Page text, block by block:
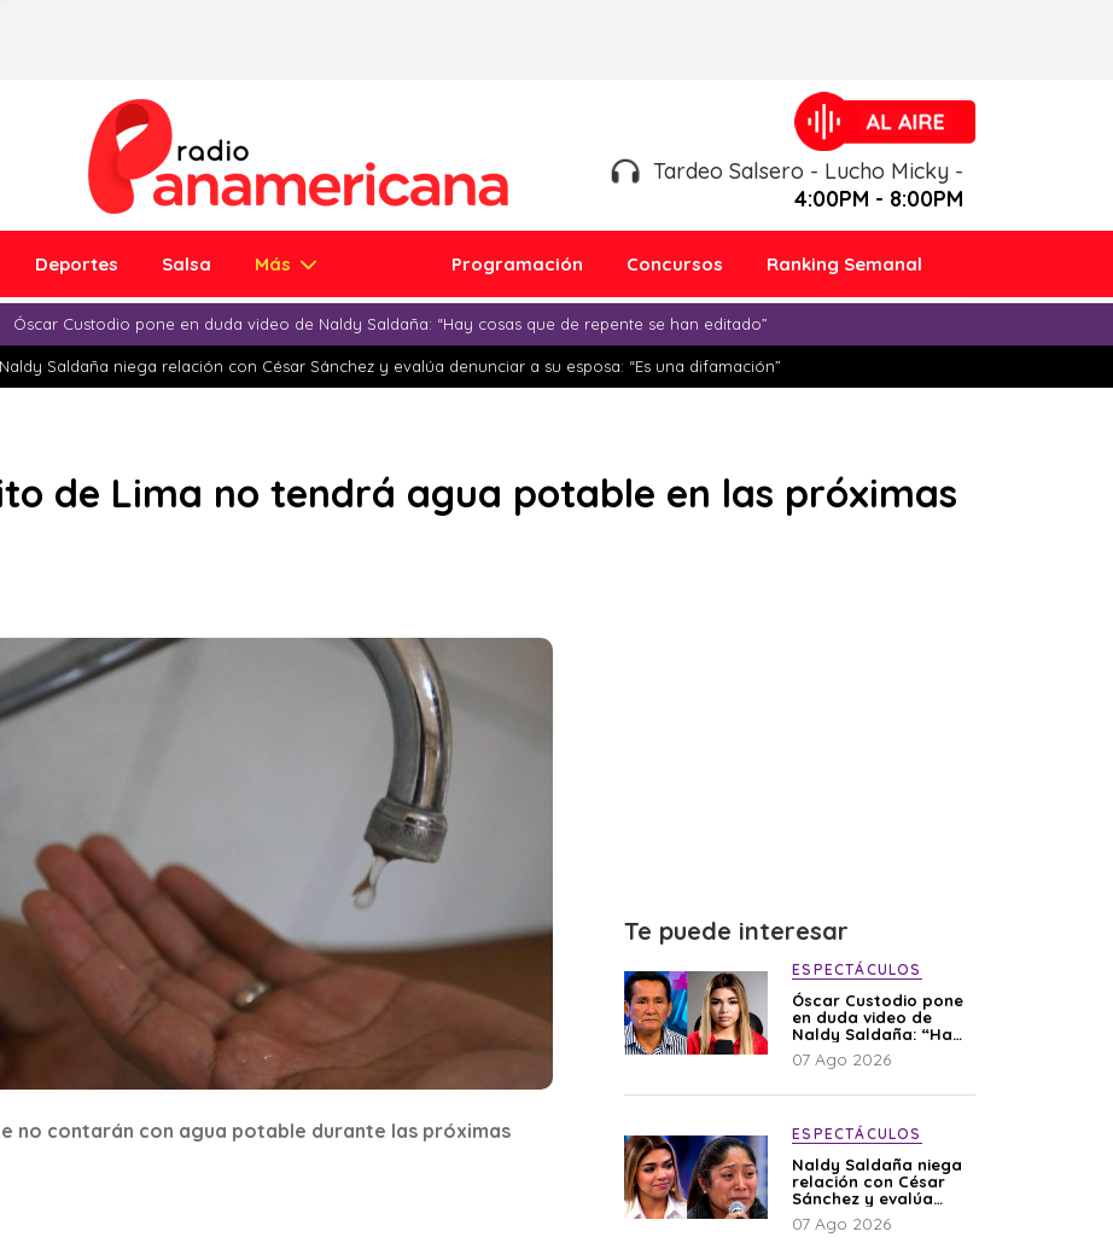
Tardeo Salsero - Lucho Micky -
4:00PM - 8:00PM
Deportes Salsa Más Programación Concursos Ranking Semanal
Óscar Custodio pone en duda video de Naldy Saldaña: “Hay cosas que de repente se han editado”
Naldy Saldaña niega relación con César Sánchez y evalúa denunciar a su esposa: “Es una difamación”
de Lima no tendrá agua potable en las próximas
no contarán con agua potable durante las próximas
Te puede interesar
ESPECTÁCULOS
Óscar Custodio pone
en duda video de
Naldy Saldaña: “Hay
cosas que de repente
se han editado”
07 Ago 2026
ESPECTÁCULOS
Naldy Saldaña niega
relación con César
Sánchez y evalúa
denunciar a su
esposa: “Es una
07 Ago 2026